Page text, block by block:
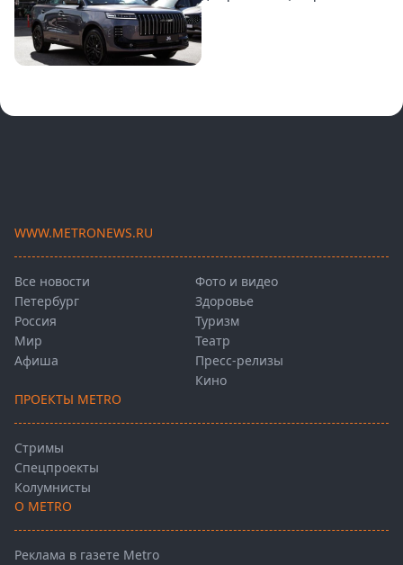
WWW.METRONEWS.RU
Все новости
Петербург
Россия
Мир
Афиша
Фото и видео
Здоровье
Туризм
Театр
Пресс-релизы
Кино
ПРОЕКТЫ METRO
Стримы
Спецпроекты
Колумнисты
О METRO
Реклама в газете Metro